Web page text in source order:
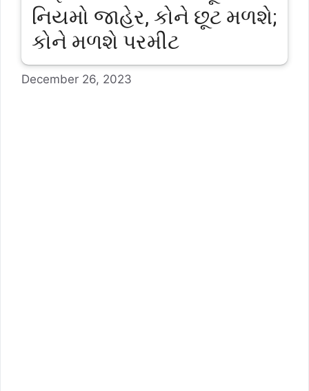
નિયમો જાહેર, કોને છૂટ મળશે;
કોને મળશે પરમીટ
December 26, 2023